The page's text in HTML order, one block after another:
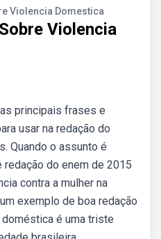
Violencia Domestica
Violencia
principais frases e
usar na redação do
Quando o assunto é
redação do enem de 2015
contra a mulher na
exemplo de boa redação
é uma triste